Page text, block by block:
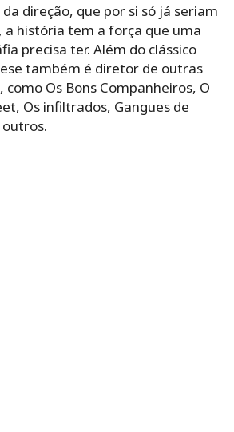
direção, que por si só já seriam
a história tem a força que uma
precisa ter. Além do clássico
também é diretor de outras
como Os Bons Companheiros, O
Os infiltrados, Gangues de